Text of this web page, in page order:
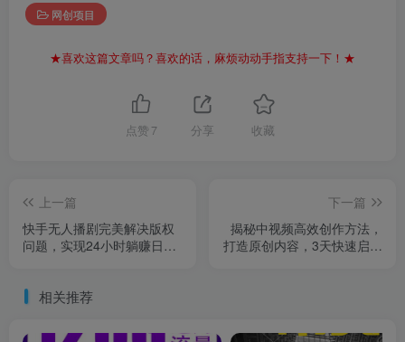
网创项目
★喜欢这篇文章吗？喜欢的话，麻烦动动手指支持一下！★
点赞 7 分享 收藏
上一篇
快手无人播剧完美解决版权
问题，实现24小时躺赚日入
下一篇
揭秘中视频高效创作方法，
打造原创内容，3天快速启号
相关推荐